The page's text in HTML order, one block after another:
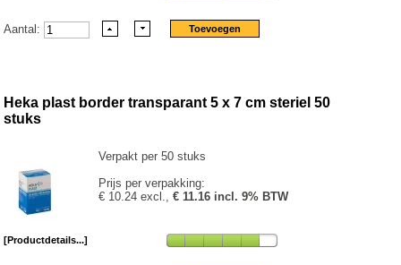
Aantal:
Heka plast border transparant 5 x 7 cm steriel 50
stuks
Verpakt per 50 stuks
Prijs per verpakking:
€ 10.24 excl.,€ 11.16 incl. 9% BTW
[Productdetails...]